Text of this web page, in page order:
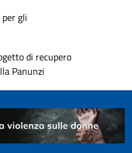
gli
di recupero
Panunzi